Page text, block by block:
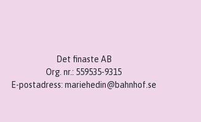
Det finaste AB
Org. nr.: 559535-9315
E-postadress: mariehedin@bahnhof.se